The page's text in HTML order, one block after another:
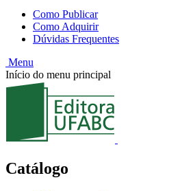
Como Publicar
Como Adquirir
Dúvidas Frequentes
Menu
Início do menu principal
Catálogo